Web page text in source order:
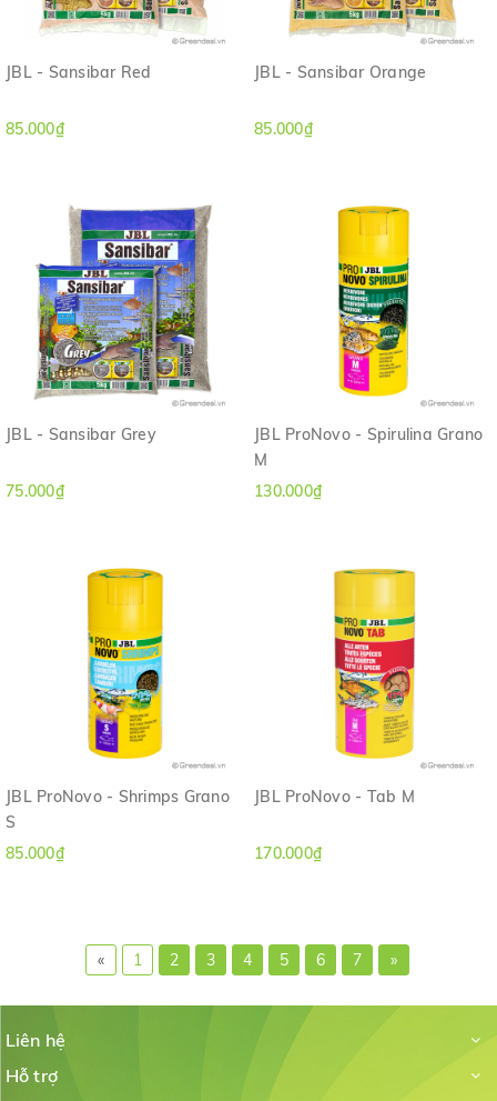
JBL - Sansibar Red
85.000₫
JBL - Sansibar Orange
85.000₫
JBL - Sansibar Grey
75.000₫
JBL ProNovo - Spirulina Grano
M
130.000₫
JBL ProNovo - Shrimps Grano
S
85.000₫
JBL ProNovo - Tab M
170.000₫
« 1 2 3 4 5 6 7 »
Liên hệ
Hỗ trợ